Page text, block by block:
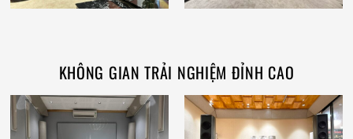
KHÔNG GIAN TRẢI NGHIỆM ĐỈNH CAO